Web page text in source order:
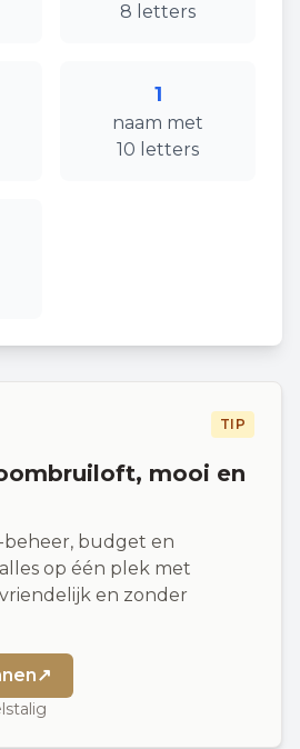
8 letters
1
naam met
10 letters
TIP
mooi en
beheer, budget en
op één plek met
en zonder
↗